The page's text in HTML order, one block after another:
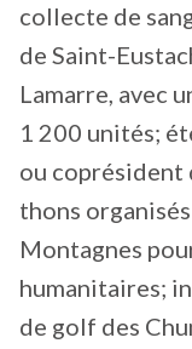
collecte de
de Saint-
Lamarre, avec
1 200 unités;
ou coprésident
thons
Montagnes
humanitaires;
de golf des